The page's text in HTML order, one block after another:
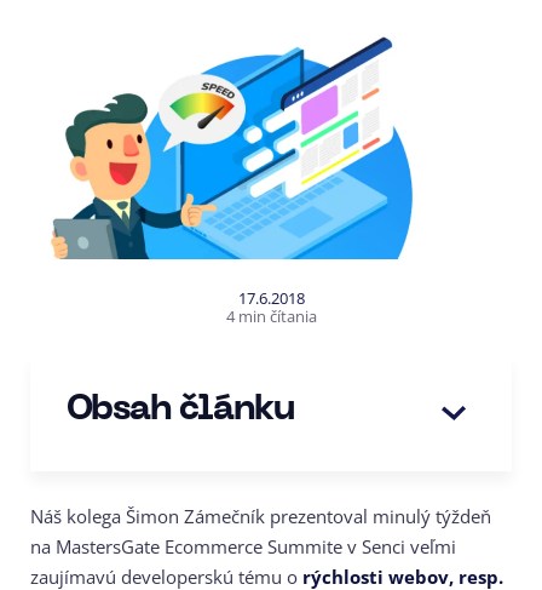
17.6.2018
4 min čítania
Obsah článku
Náš kolega Šimon Zámečník prezentoval minulý týždeň
na MastersGate Ecommerce Summite v Senci veľmi
zaujímavú developerskú tému o rýchlosti webov, resp.